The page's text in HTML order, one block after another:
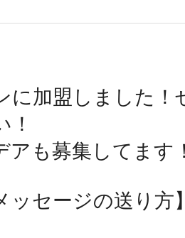
をコピー
に加盟しました！
！
アも募集してます
ッセージの送り方
鴻巣